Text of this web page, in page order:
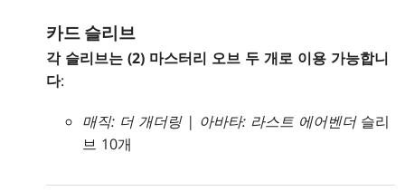
카드 슬리브
각 슬리브는 (2) 마스터리 오브 두 개로 이용 가능합니
다:
매직: 더 개더링 | 아바타: 라스트 에어벤더슬리
브 10개